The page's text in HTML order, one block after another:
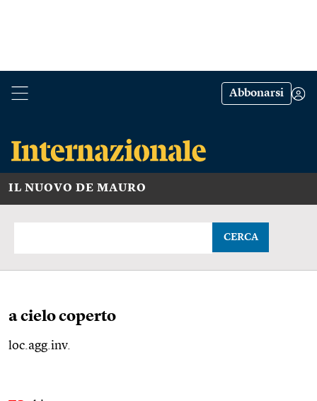
Abbonarsi
IL NUOVO DE MAURO
CERCA
a cielo coperto
loc.agg.inv.